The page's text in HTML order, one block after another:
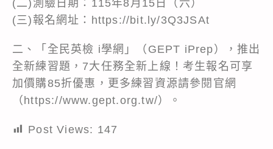
(二)測驗日期：115年8月15日（六）
(三)報名網址： https://bit.ly/3Q3JSAt
二、「全民英檢 i學網」（GEPT iPrep），推出
全新練習題，7大任務全新上線！考生報名可享
加價購85折優惠，更多練習資源請參閱官網
（https://www.gept.org.tw/）。
Post Views: 147